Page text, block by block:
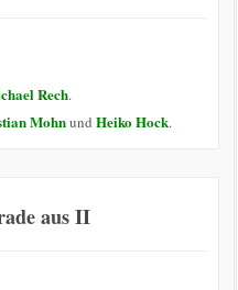
Rech.
Mohnund Heiko Hock.
aus II